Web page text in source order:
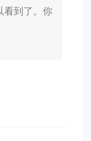
看到了。你